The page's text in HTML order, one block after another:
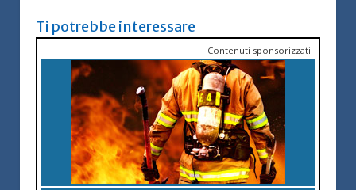
Ti potrebbe interessare
Contenuti sponsorizzati